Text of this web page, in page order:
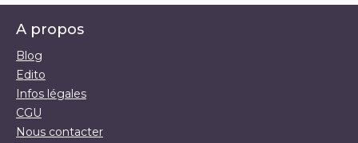
A propos
Blog
Edito
Infos légales
CGU
Nous contacter